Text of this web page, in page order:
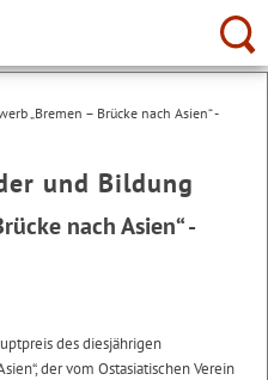
„Bremen – Brücke nach Asien“ -
und Bildung
nach Asien“ -
des diesjährigen
der vom Ostasiatischen Verein